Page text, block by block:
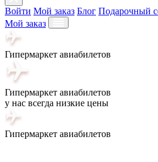
Войти Мой заказ Блог Подарочный
Мой заказ
Гипермаркет авиабилетов
Гипермаркет авиабилетов
у нас всегда низкие цены
Гипермаркет авиабилетов